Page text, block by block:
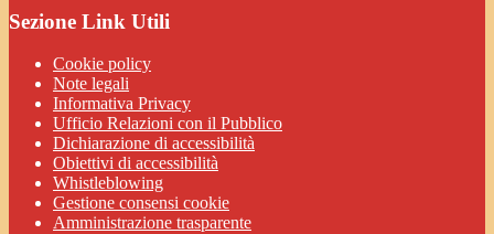
Sezione Link Utili
Cookie policy
Note legali
Informativa Privacy
Ufficio Relazioni con il Pubblico
Dichiarazione di accessibilità
Obiettivi di accessibilità
Whistleblowing
Gestione consensi cookie
Amministrazione trasparente